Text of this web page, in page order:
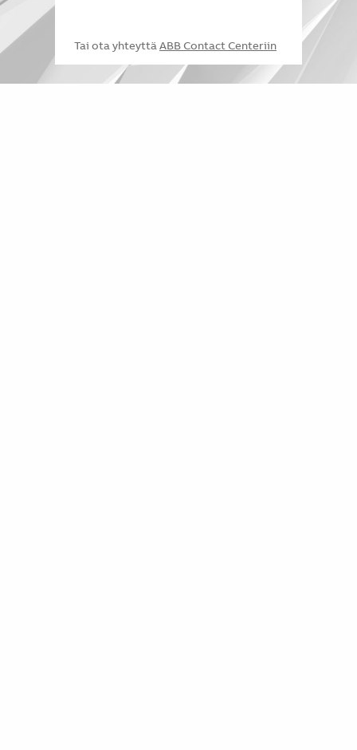
Tai ota yhteyttäABB Contact Centeriin